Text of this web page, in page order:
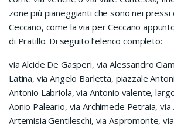
zone più pianeggianti che sono nei pressi
Ceccano, come la via per Ceccano
di Pratillo. Di seguito l’elenco completo:
via Alcide De Gasperi, via Alessandro
Latina, via Angelo Barletta, piazzale
Antonio Labriola, via Antonio valente,
Aonio Paleario, via Archimede Petraia, via
Artemisia Gentileschi, via Aspromonte,